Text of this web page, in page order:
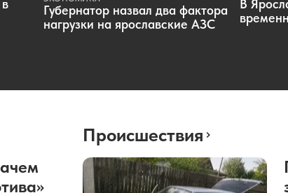
Губернатор назвал два фактора
нагрузки на ярославские АЗС
В
Происшествия